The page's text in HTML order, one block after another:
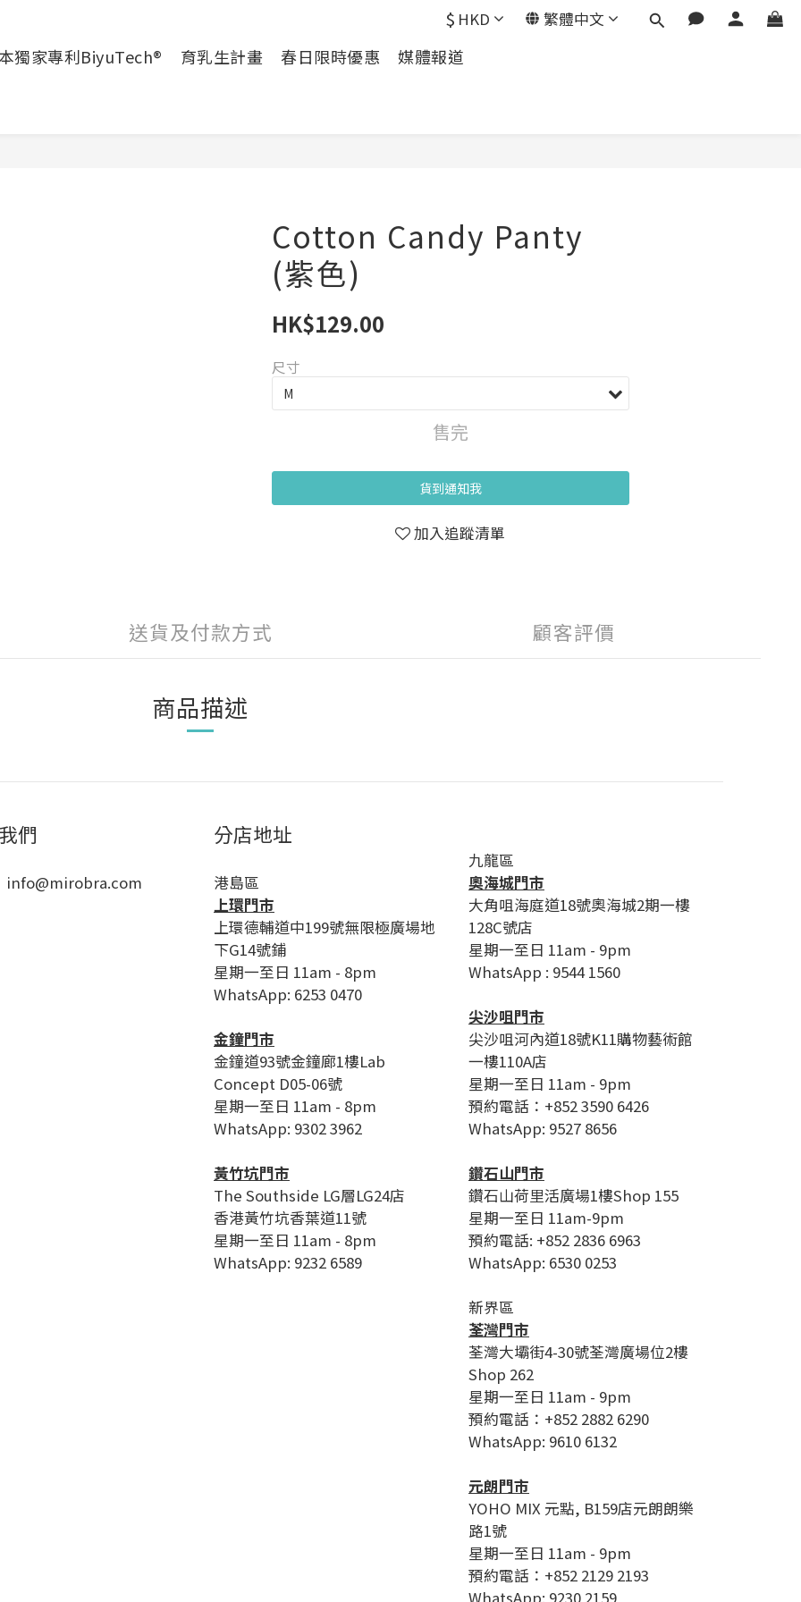
$ HKD 繁體中文
獨家專利BiyuTech® 育乳生計畫 春日限時優惠 媒體報道
Cotton Candy Panty
(紫色)
HK$129.00
尺寸
售完
貨到通知我
加入追蹤清單
送貨及付款方式 顧客評價
商品描述
們
info@mirobra.com
分店地址
港島區
上環門市
上環德輔道中199號無限極廣場地
下G14號鋪
星期一至日 11am - 8pm
WhatsApp: 6253 0470
金鐘門市
金鐘道93號金鐘廊1樓Lab
Concept D05-06號
星期一至日 11am - 8pm
WhatsApp: 9302 3962
黃竹坑門市
The Southside LG層LG24店
香港黃竹坑香葉道11號
星期一至日 11am - 8pm
WhatsApp: 9232 6589
九龍區
奧海城門市
大角咀海庭道18號奧海城2期一樓
128C號店
星期一至日 11am - 9pm
WhatsApp : 9544 1560
尖沙咀門市
尖沙咀河內道18號K11購物藝術館
一樓110A店
星期一至日 11am - 9pm
預約電話：+852 3590 6426
WhatsApp: 9527 8656
鑽石山門市
鑽石山荷里活廣場1樓Shop 155
星期一至日 11am-9pm
預約電話: +852 2836 6963
WhatsApp: 6530 0253
新界區
荃灣門市
荃灣大壩街4-30號荃灣廣場位2樓
Shop 262
星期一至日 11am - 9pm
預約電話：+852 2882 6290
WhatsApp: 9610 6132
元朗門市
YOHO MIX 元點, B159店元朗朗樂
路1號
星期一至日 11am - 9pm
預約電話：+852 2129 2193
WhatsApp: 9230 2159